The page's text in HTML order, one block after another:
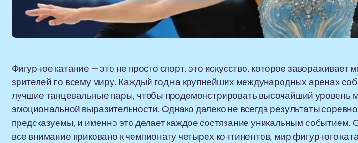
Фигурное катание — это не просто спорт, это искусство, которое завораживает
зрителей по всему миру. Каждый год на крупнейших международных аренах
лучшие танцевальные пары, чтобы продемонстрировать высочайший уровень
эмоциональной выразительности. Однако далеко не всегда результаты
предсказуемы, и именно это делает каждое состязание уникальным событием.
все внимание приковано к чемпионату четырех континентов, мир фигурного